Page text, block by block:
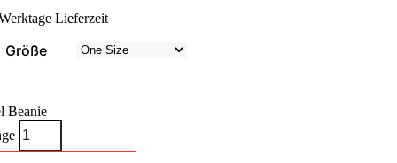
Lieferzeit
Größe
Beanie